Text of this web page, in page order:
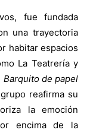
fue fundada
una trayectoria
habitar espacios
La Teatrería y
Barquito de papel
reafirma su
la emoción
encima de la